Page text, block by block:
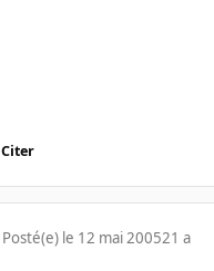
Citer
Posté(e) le 12 mai 200521 a